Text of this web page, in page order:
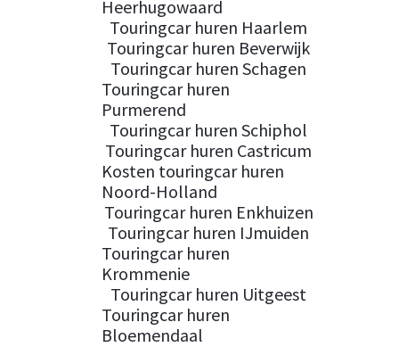
Heerhugowaard
Touringcar huren Haarlem
Touringcar huren Beverwijk
Touringcar huren Schagen
Touringcar huren
Purmerend
Touringcar huren Schiphol
Touringcar huren Castricum
Kosten touringcar huren
Noord-Holland
Touringcar huren Enkhuizen
Touringcar huren IJmuiden
Touringcar huren
Krommenie
Touringcar huren Uitgeest
Touringcar huren
Bloemendaal